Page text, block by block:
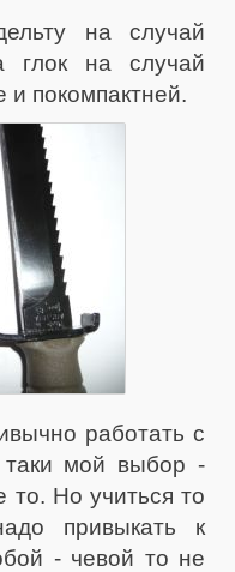
на случай
на случай
покомпактней.
работать с
мой выбор -
то. Но учиться то
привыкать к
- чевой то не